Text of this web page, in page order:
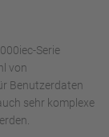
Serie
von
Benutzerdaten
sehr komplexe